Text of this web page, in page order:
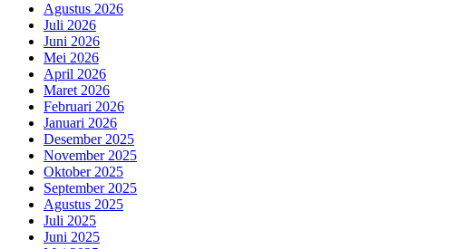
Agustus 2026
Juli 2026
Juni 2026
Mei 2026
April 2026
Maret 2026
Februari 2026
Januari 2026
Desember 2025
November 2025
Oktober 2025
September 2025
Agustus 2025
Juli 2025
Juni 2025